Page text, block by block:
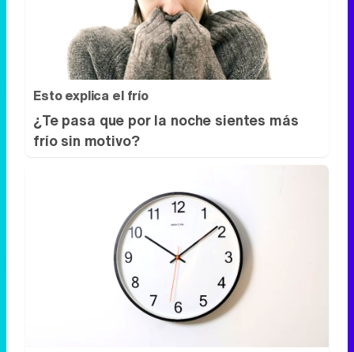
Esto explica el frío
¿Te pasa que por la noche sientes más
frío sin motivo?